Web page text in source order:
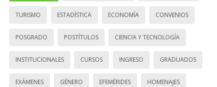
TURISMO ESTADÍSTICA ECONOMÍA CONVENIOS
POSGRADO POSTÍTULOS CIENCIA Y TECNOLOGÍA
INSTITUCIONALES CURSOS INGRESO GRADUADOS
EXÁMENES GÉNERO EFEMÉRIDES HOMENAJES